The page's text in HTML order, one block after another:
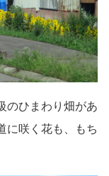
のひまわり畑があ
に咲く花も、もち